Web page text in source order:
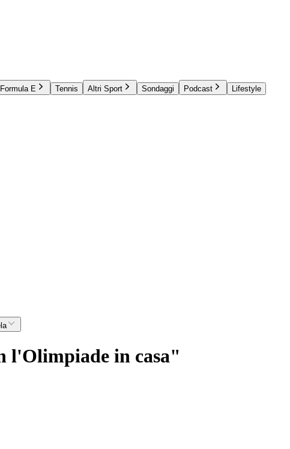
Formula E Tennis Altri Sport Sondaggi Podcast
Lifestyle
l'Olimpiade in casa"